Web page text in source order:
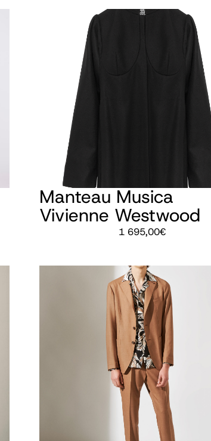
Manteau Musica
Vivienne Westwood
1 695,00€